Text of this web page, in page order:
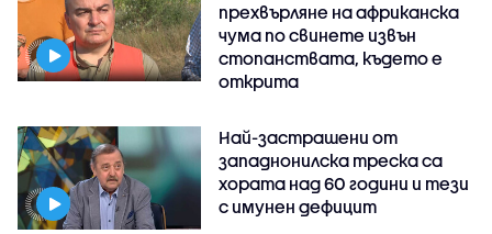
прехвърляне на африканска
чума по свинете извън
стопанствата, където е
открита
Най-застрашени от
западнонилска треска са
хората над 60 години и тези
с имунен дефицит